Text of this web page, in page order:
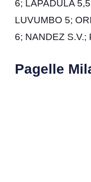
6; LAPADULA
LUVUMBO 5;
6; NANDEZ S.V.;
Pagelle